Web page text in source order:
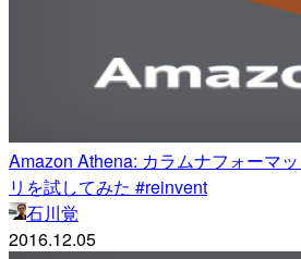
Amazon Athena: カラムナフォーマ
リを試してみた #reinvent
石川覚
2016.12.05